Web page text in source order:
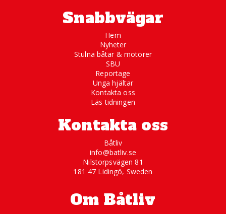
Snabbvägar
Hem
Nyheter
Stulna båtar & motorer
SBU
Reportage
Unga hjältar
Kontakta oss
Läs tidningen
Kontakta oss
Båtliv
info@batliv.se
Nilstorpsvägen 81
181 47 Lidingö, Sweden
Om Båtliv